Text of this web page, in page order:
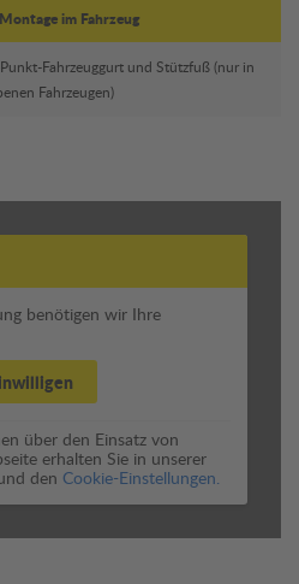
im Fahrzeug
Fahrzeuggurt und Stützfuß (nur in
Fahrzeugen)
benötigen wir Ihre
über den Einsatz von
erhalten Sie in unserer
den Cookie-Einstellungen.